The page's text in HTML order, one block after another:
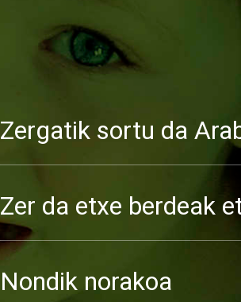
Zergatik sortu da
Zer da etxe berdeak
Nondik norakoa